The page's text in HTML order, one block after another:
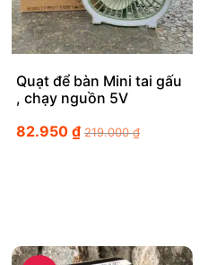
Quạt để bàn Mini tai gấu
, chạy nguồn 5V
82.950 ₫ 219.000₫